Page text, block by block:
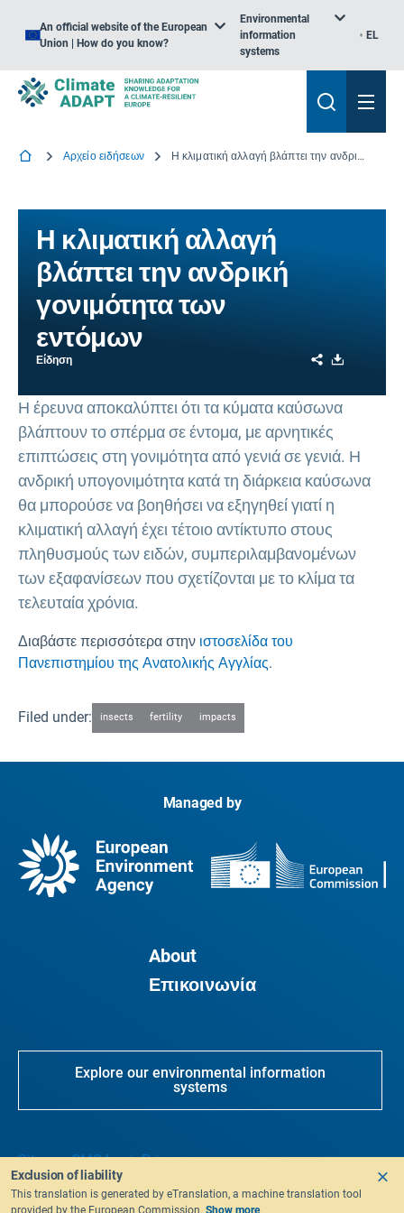
An official website of the European
Union | How do you know?
Environmental
information
systems
EL
Αρχείο ειδήσεων Η κλιματική αλλαγή βλάπτει την ανδρική γονιμότητα των εντόμων
Η κλιματική αλλαγή
βλάπτει την ανδρική
γονιμότητα των
εντόμων
Είδηση Share
Η έρευνα αποκαλύπτει ότι τα κύματα καύσωνα
βλάπτουν το σπέρμα σε έντομα, με αρνητικές
επιπτώσεις στη γονιμότητα από γενιά σε γενιά. Η
ανδρική υπογονιμότητα κατά τη διάρκεια καύσωνα
θα μπορούσε να βοηθήσει να εξηγηθεί γιατί η
κλιματική αλλαγή έχει τέτοιο αντίκτυπο στους
πληθυσμούς των ειδών, συμπεριλαμβανομένων
των εξαφανίσεων που σχετίζονται με το κλίμα τα
τελευταία χρόνια.
Διαβάστε περισσότερα στην ιστοσελίδα του
Πανεπιστημίου της Ανατολικής Αγγλίας.
Filed under: insects fertility impacts
Managed by
About
Επικοινωνία
Explore our environmental information
systems
SitemapCMS LoginPrivacy
Exclusion of liability
This translation is generated by eTranslation, a machine translation tool
provided by the European Commission. Show more